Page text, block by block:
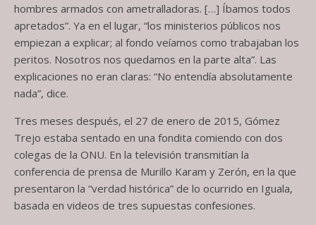
hombres armados con ametralladoras. […] Íbamos todos
apretados”. Ya en el lugar, “los ministerios públicos nos
empiezan a explicar; al fondo veíamos como trabajaban los
peritos. Nosotros nos quedamos en la parte alta”. Las
explicaciones no eran claras: “No entendía absolutamente
nada”, dice.
Tres meses después, el 27 de enero de 2015, Gómez
Trejo estaba sentado en una fondita comiendo con dos
colegas de la ONU. En la televisión transmitían la
conferencia de prensa de Murillo Karam y Zerón, en la que
presentaron la “verdad histórica” de lo ocurrido en Iguala,
basada en videos de tres supuestas confesiones.